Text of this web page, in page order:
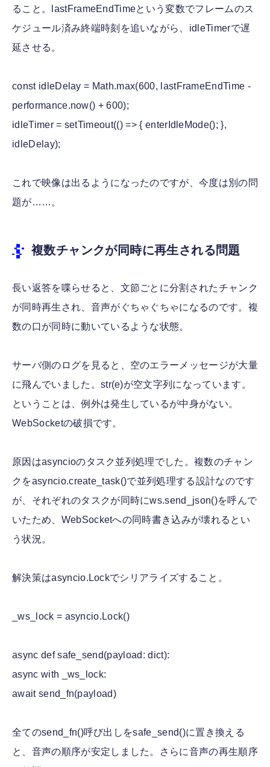
ること。lastFrameEndTimeという変数でフレームのス
ケジュール済み終端時刻を追いながら、idleTimerで遅
延させる。
const idleDelay = Math.max(600, lastFrameEndTime -
performance.now() + 600);
idleTimer = setTimeout(() => { enterIdleMode(); },
idleDelay);
これで映像は出るようになったのですが、今度は別の問
題が……。
複数チャンクが同時に再生される問題
長い返答を喋らせると、文節ごとに分割されたチャンク
が同時再生され、音声がぐちゃぐちゃになるのです。複
数の口が同時に動いているような状態。
サーバ側のログを見ると、空のエラーメッセージが大量
に飛んでいました。str(e)が空文字列になっています。
ということは、例外は発生しているが中身がない。
WebSocketの破損です。
原因はasyncioのタスク並列処理でした。複数のチャン
クをasyncio.create_task()で並列処理する設計なのです
が、それぞれのタスクが同時にws.send_json()を呼んで
いたため、WebSocketへの同時書き込みが壊れるとい
う状況。
解決策はasyncio.Lockでシリアライズすること。
_ws_lock = asyncio.Lock()
async def safe_send(payload: dict):
async with _ws_lock:
await send_fn(payload)
全てのsend_fn()呼び出しをsafe_send()に置き換える
と、音声の順序が安定しました。さらに音声の再生順序